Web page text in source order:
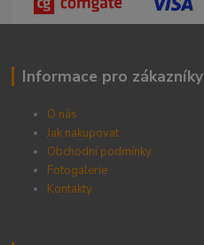
Informace pro zákazníky
O nás
Jak nakupovat
Obchodní podmínky
Fotogalerie
Kontakty